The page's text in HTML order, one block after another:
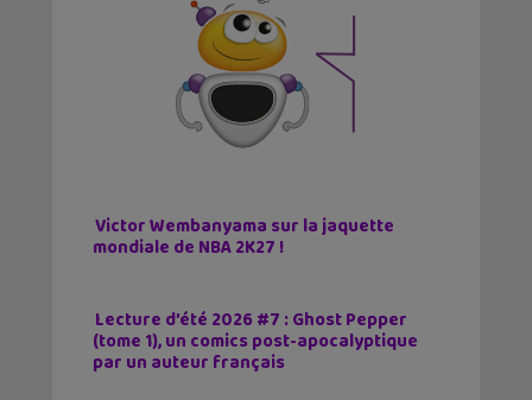
Victor Wembanyama sur la jaquette
mondiale de NBA 2K27 !
Lecture d’été 2026 #7 : Ghost Pepper
(tome 1), un comics post-apocalyptique
par un auteur français